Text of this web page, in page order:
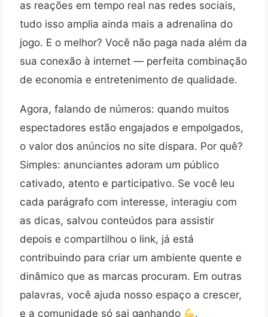
as reações em tempo real nas redes sociais,
tudo isso amplia ainda mais a adrenalina do
jogo. E o melhor? Você não paga nada além da
sua conexão à internet — perfeita combinação
de economia e entretenimento de qualidade.
Agora, falando de números: quando muitos
espectadores estão engajados e empolgados,
o valor dos anúncios no site dispara. Por quê?
Simples: anunciantes adoram um público
cativado, atento e participativo. Se você leu
cada parágrafo com interesse, interagiu com
as dicas, salvou conteúdos para assistir
depois e compartilhou o link, já está
contribuindo para criar um ambiente quente e
dinâmico que as marcas procuram. Em outras
palavras, você ajuda nosso espaço a crescer,
e a comunidade só sai ganhando
.